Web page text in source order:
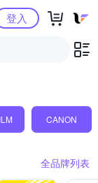
心
登入
CANON
全品牌列表